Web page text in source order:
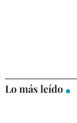
Lo más leído